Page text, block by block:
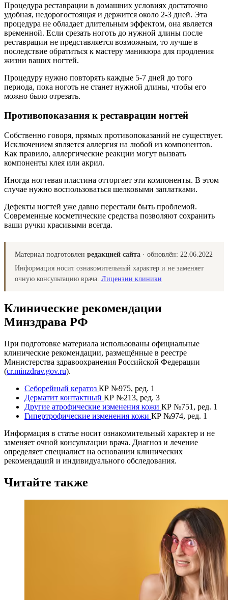
Процедура реставрации в домашних условиях достаточно
удобная, недорогостоящая и держится около 2-3 дней. Эта
процедура не обладает длительным эффектом, она является
временной. Если срезать ноготь до нужной длины после
реставрации не представляется возможным, то лучше в
последствие обратиться к мастеру маникюра для продления
жизни ваших ногтей.
Процедуру нужно повторять каждые 5-7 дней до того
периода, пока ноготь не станет нужной длины, чтобы его
можно было отрезать.
Противопоказания к реставрации ногтей
Собственно говоря, прямых противопоказаний не существует.
Исключением является аллергия на любой из компонентов.
Как правило, аллергические реакции могут вызвать
компоненты клея или акрил.
Иногда ногтевая пластина отторгает эти компоненты. В этом
случае нужно воспользоваться шелковыми заплатками.
Дефекты ногтей уже давно перестали быть проблемой.
Современные косметические средства позволяют сохранить
ваши ручки красивыми всегда.
Материал подготовлен редакцией сайта · обновлён: 22.06.2022
Информация носит ознакомительный характер и не заменяет
очную консультацию врача. Лицензии клиники
Клинические рекомендации
Минздрава РФ
При подготовке материала использованы официальные
клинические рекомендации, размещённые в реестре
Министерства здравоохранения Российской Федерации
(cr.minzdrav.gov.ru).
Себорейный кератоз КР №975, ред. 1
Дерматит контактный КР №213, ред. 3
Другие атрофические изменения кожи КР №751, ред. 1
Гипертрофические изменения кожи КР №974, ред. 1
Информация в статье носит ознакомительный характер и не
заменяет очной консультации врача. Диагноз и лечение
определяет специалист на основании клинических
рекомендаций и индивидуального обследования.
Читайте также